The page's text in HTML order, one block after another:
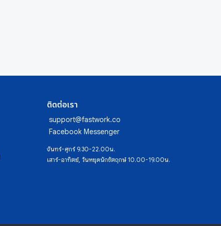
ติดต่อเรา
support@fastwork.co
Facebook Messenger
จันทร์-ศุกร์ 9.30-22.00น.
เสาร์-อาทิตย์, วันหยุดนักขัตฤกษ์ 10.00-19.00น.